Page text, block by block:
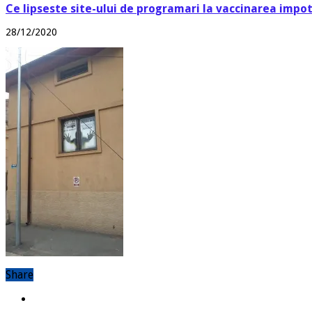
Ce lipseste site-ului de programari la vaccinarea
28/12/2020
Share